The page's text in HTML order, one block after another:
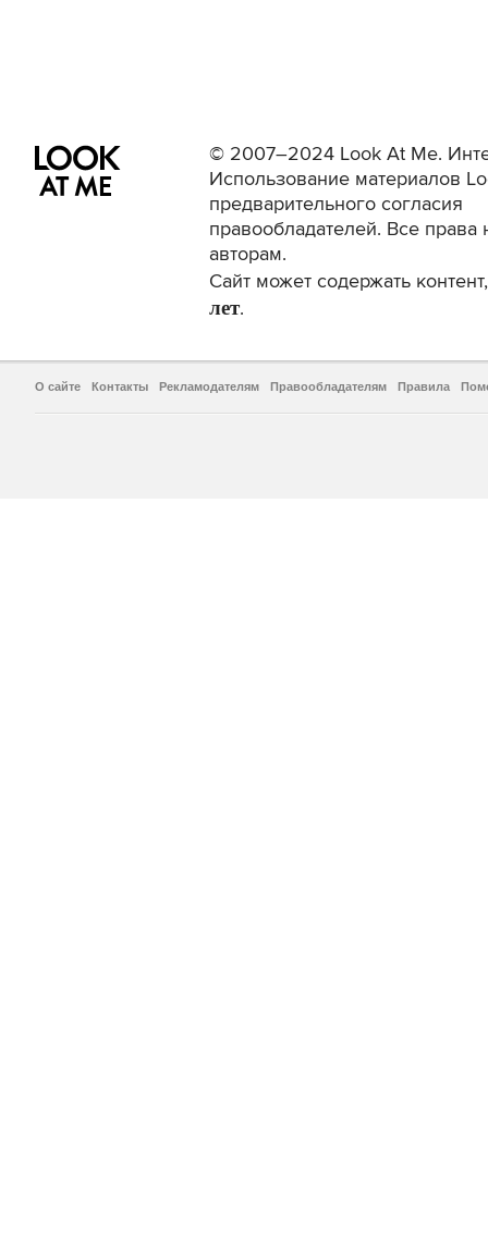
© 2007–2024 Look At Me.
Использование материалов
предварительного согласия
правообладателей. Все права
авторам.
Сайт может содержать
лет.
О сайте Контакты Рекламодателям Правообладателям Правила